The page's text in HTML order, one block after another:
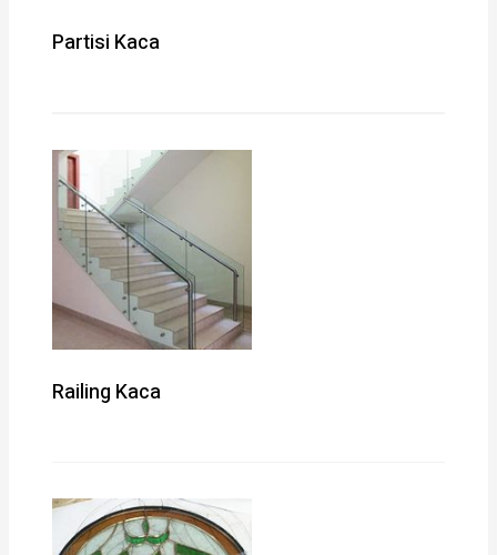
Partisi Kaca
Railing Kaca